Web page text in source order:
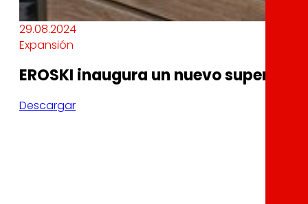
29.08.2024
Expansión
EROSKI inaugura un nuevo
Descargar